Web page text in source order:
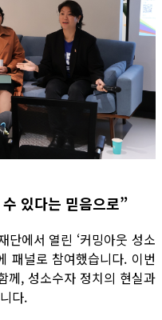
있다는 믿음으로”
에서 열린 ‘커밍아웃 성소
패널로 참여했습니다. 이번
께, 성소수자 정치의 현실과
다.